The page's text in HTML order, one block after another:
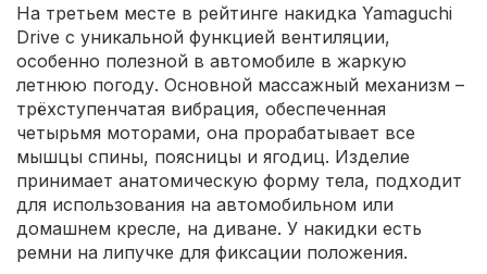
На третьем месте в рейтинге накидка Yamaguchi
Drive с уникальной функцией вентиляции,
особенно полезной в автомобиле в жаркую
летнюю погоду. Основной массажный механизм –
трёхступенчатая вибрация, обеспеченная
четырьмя моторами, она прорабатывает все
мышцы спины, поясницы и ягодиц. Изделие
принимает анатомическую форму тела, подходит
для использования на автомобильном или
домашнем кресле, на диване. У накидки есть
ремни на липучке для фиксации положения.